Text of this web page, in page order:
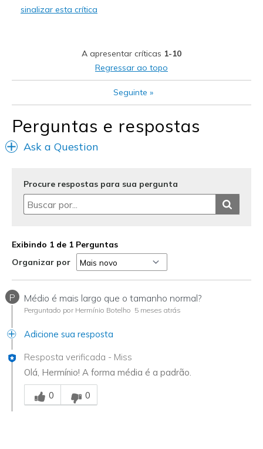
Feels true to width
Sizing
Feels true to size
Shoes are for Wearing
sinalizar esta crítica
A apresentar críticas 1-10
Regressar ao topo
Seguinte »
Perguntas e respostas
Ask a Question
Procure respostas para sua pergunta
Exibindo 1 de 1 Perguntas
Organizar por
P Médio é mais largo que o tamanho normal?
Perguntado por Hermínio Botelho 5 meses atrás
Adicione sua resposta
Resposta verificada - Miss
Olá, Hermínio! A forma média é a padrão.
Essa resposta foi útil para você
0
0